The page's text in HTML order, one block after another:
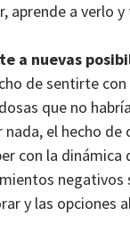
aprende a verlo
a nuevas
de sentirte
que no
nada, el hecho
con la dinámica
negativos
y las opciones